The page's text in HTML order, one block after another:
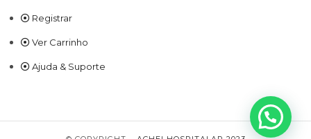
Registrar
Ver Carrinho
Ajuda & Suporte